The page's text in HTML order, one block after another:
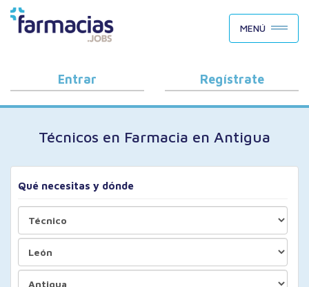
BUSCAR CANDIDATOS
OFERTAS DE EMPLEO
COMO FUNCIONA
PORQUÉ FARMACIAS.JOBS
BLOG
MENÚ
Entrar Regístrate
Técnicos en Farmacia en Antigua
Qué necesitas y dónde